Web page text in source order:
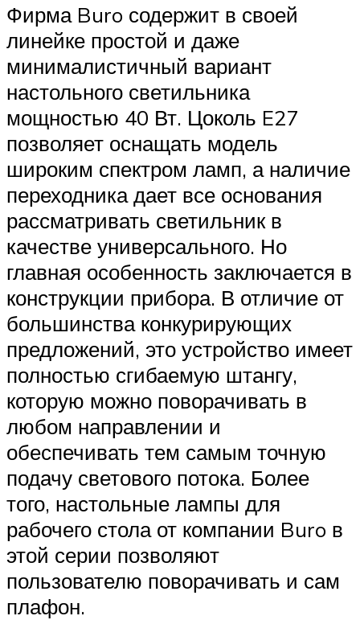
Фирма Buro содержит в своей
линейке простой и даже
минималистичный вариант
настольного светильника
мощностью 40 Вт. Цоколь E27
позволяет оснащать модель
широким спектром ламп, а наличие
переходника дает все основания
рассматривать светильник в
качестве универсального. Но
главная особенность заключается в
конструкции прибора. В отличие от
большинства конкурирующих
предложений, это устройство имеет
полностью сгибаемую штангу,
которую можно поворачивать в
любом направлении и
обеспечивать тем самым точную
подачу светового потока. Более
того, настольные лампы для
рабочего стола от компании Buro в
этой серии позволяют
пользователю поворачивать и сам
плафон.